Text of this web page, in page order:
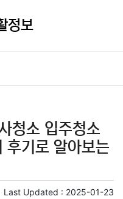
정보
청소 입주청소
후기로 알아보는
Last Updated : 2025-01-23